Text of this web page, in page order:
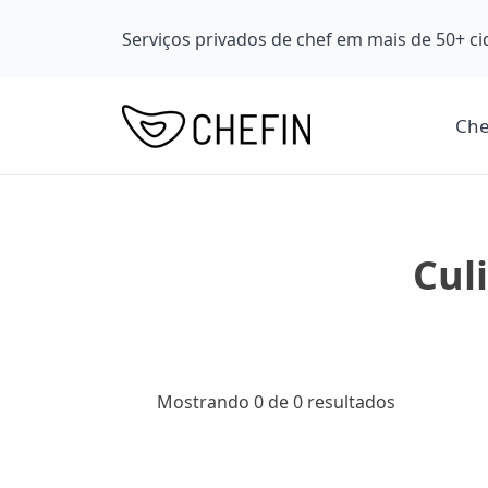
Serviços privados de chef em mais de 50+
Mostrando 0 de 0 resultados